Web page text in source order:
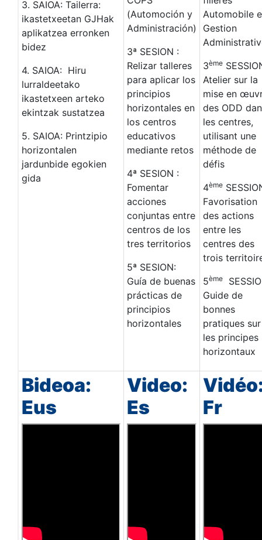
3. SAIOA: Tailerra:
ikastetxeetan GJHak
aplikatzea erronken
bidez
4. SAIOA: Hiru
lurraldeetako
ikastetxeen arteko
ekintzak sustatzea
5. SAIOA: Printzipio
horizontalen
jardunbide egokien
gida
(Automoción y
Administración)
3ª SESION :
Relizar talleres
para aplicar los
principios
horizontales en
los centros
educativos
mediante retos
4ª SESION :
Fomentar
acciones
conjuntas entre
centros de los
tres territorios
5ª SESION:
Guía de buenas
prácticas de
principios
horizontales
Automobile
Gestion
3ème
Atelier sur la
mise en
des ODD
les centres,
utilisant une
méthode de
défis
4ème
Favorisation
des actions
entre les
centres des
trois
5ème
Guide de
bonnes
pratiques sur
les principes
horizontaux
Bideoa:
Eus
Video:
Es
Fr